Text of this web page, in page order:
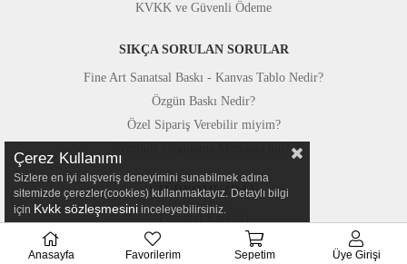
KVKK ve Güvenli Ödeme
SIKÇA SORULAN SORULAR
Fine Art Sanatsal Baskı - Kanvas Tablo Nedir?
Özgün Baskı Nedir?
Özel Sipariş Verebilir miyim?
STÜDYOMUZDAN
Fotoğraf Kareleri
Basında Canvastar
Çerez Kullanımı
Sizlere en iyi alışveriş deneyimini sunabilmek adına
sitemizde çerezler(cookies) kullanmaktayız. Detaylı bilgi
için Kvkk sözleşmesini inceleyebilirsiniz.
Anasayfa Favorilerim Sepetim Üye Girişi